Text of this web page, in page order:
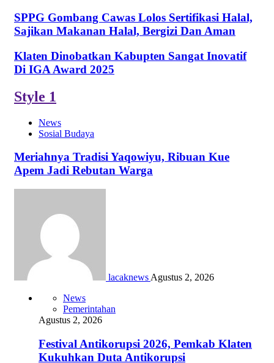
SPPG Gombang Cawas Lolos Sertifikasi Halal,
Sajikan Makanan Halal, Bergizi Dan Aman
Klaten Dinobatkan Kabupten Sangat Inovatif
Di IGA Award 2025
Style 1
News
Sosial Budaya
Meriahnya Tradisi Yaqowiyu, Ribuan Kue
Apem Jadi Rebutan Warga
lacaknews Agustus 2, 2026
News
Pemerintahan
Agustus 2, 2026
Festival Antikorupsi 2026, Pemkab Klaten
Kukuhkan Duta Antikorupsi